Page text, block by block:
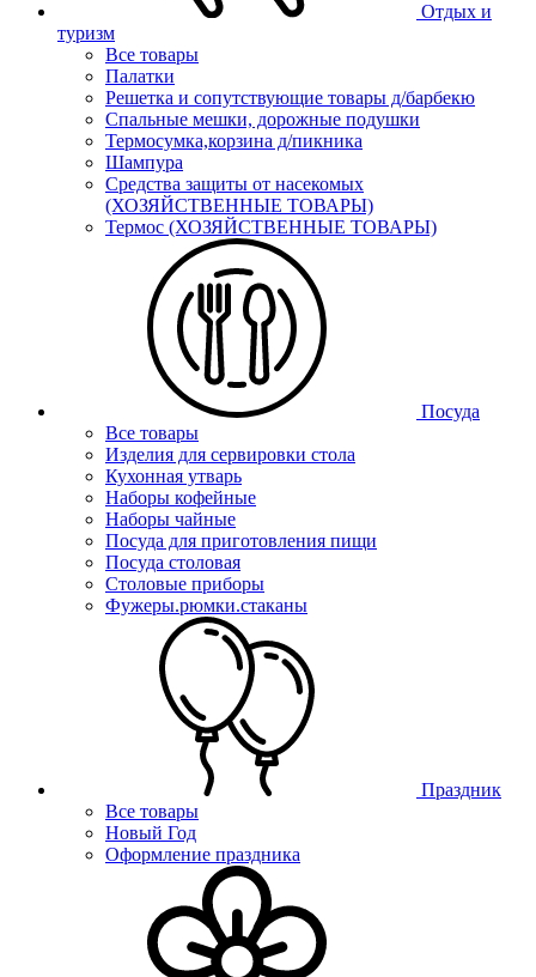
Отдых и
туризм
Все товары
Палатки
Решетка и сопутствующие товары д/барбекю
Спальные мешки, дорожные подушки
Термосумка,корзина д/пикника
Шампура
Средства защиты от насекомых
(ХОЗЯЙСТВЕННЫЕ ТОВАРЫ)
Термос (ХОЗЯЙСТВЕННЫЕ ТОВАРЫ)
Посуда
Все товары
Изделия для сервировки стола
Кухонная утварь
Наборы кофейные
Наборы чайные
Посуда для приготовления пищи
Посуда столовая
Столовые приборы
Фужеры.рюмки.стаканы
Праздник
Все товары
Новый Год
Оформление праздника